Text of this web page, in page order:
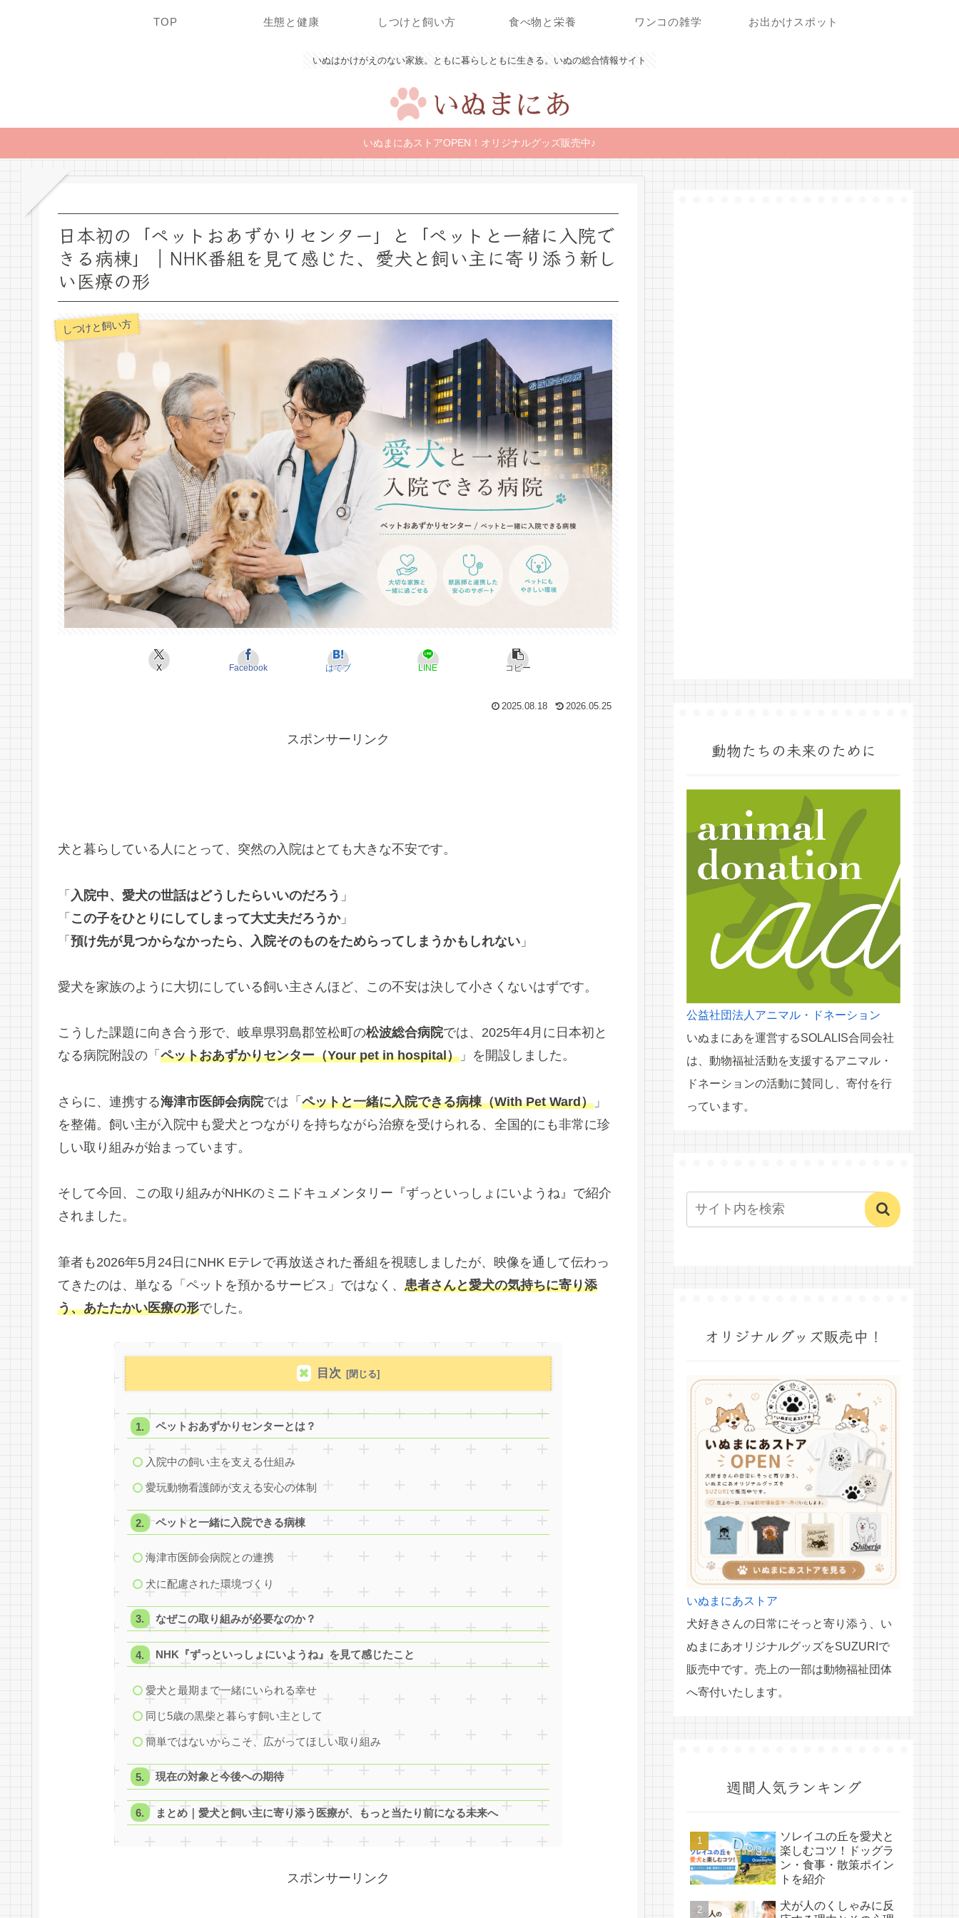
いぬはかけがえのない家族。ともに暮らしともに生きる。いぬの総合情報サイト
TOP 生態と健康 しつけと飼い方 食べ物と栄養 ワンコの雑学 お出かけスポット
いぬまにあストアOPEN！オリジナルグッズ販売中♪
日本初の「ペットおあずかりセンター」と「ペットと一緒に入院で
きる病棟」｜NHK番組を見て感じた、愛犬と飼い主に寄り添う新し
い医療の形
しつけと飼い方
X Facebook はてブ LINE コピー
2025.08.18 2026.05.25
スポンサーリンク
犬と暮らしている人にとって、突然の入院はとても大きな不安です。
「 入院中、愛犬の世話はどうしたらいいのだろう 」
「 この子をひとりにしてしまって大丈夫だろうか」
「 預け先が見つからなかったら、入院そのものをためらってしまうかもしれない 」
愛犬を家族のように大切にしている飼い主さんほど、この不安は決して小さくないはずです。
こうした課題に向き合う形で、岐阜県羽島郡笠松町の松波総合病院では、2025年4月に日本初と
なる病院附設の「 ペットおあずかりセンター（Your pet in hospital） 」を開設しました。
さらに、連携する海津市医師会病院では「 ペットと一緒に入院できる病棟（With Pet Ward） 」
を整備。飼い主が入院中も愛犬とつながりを持ちながら治療を受けられる、全国的にも非常に珍
しい取り組みが始まっています。
そして今回、この取り組みがNHKのミニドキュメンタリー『ずっといっしょにいようね』で紹介
されました。
筆者も2026年5月24日にNHK Eテレで再放送された番組を視聴しましたが、映像を通して伝わっ
てきたのは、単なる「ペットを預かるサービス」ではなく、 患者さんと愛犬の気持ちに寄り添
う、あたたかい医療の形でした。
目次
ペットおあずかりセンターとは？
入院中の飼い主を支える仕組み
愛玩動物看護師が支える安心の体制
ペットと一緒に入院できる病棟
海津市医師会病院との連携
犬に配慮された環境づくり
なぜこの取り組みが必要なのか？
NHK『ずっといっしょにいようね』を見て感じたこと
愛犬と最期まで一緒にいられる幸せ
同じ5歳の黒柴と暮らす飼い主として
簡単ではないからこそ、広がってほしい取り組み
現在の対象と今後への期待
まとめ｜愛犬と飼い主に寄り添う医療が、もっと当たり前になる未来へ
スポンサーリンク
動物たちの未来のために
公益社団法人アニマル・ドネーション
いぬまにあを運営するSOLALIS合同会社
は、動物福祉活動を支援するアニマル・
ドネーションの活動に賛同し、寄付を行
っています。
オリジナルグッズ販売中！
いぬまにあストア
犬好きさんの日常にそっと寄り添う、い
ぬまにあオリジナルグッズをSUZURIで
販売中です。売上の一部は動物福祉団体
へ寄付いたします。
週間人気ランキング
ソレイユの丘を愛犬と
楽しむコツ！ドッグラ
ン・食事・散策ポイン
トを紹介
犬が人のくしゃみに反